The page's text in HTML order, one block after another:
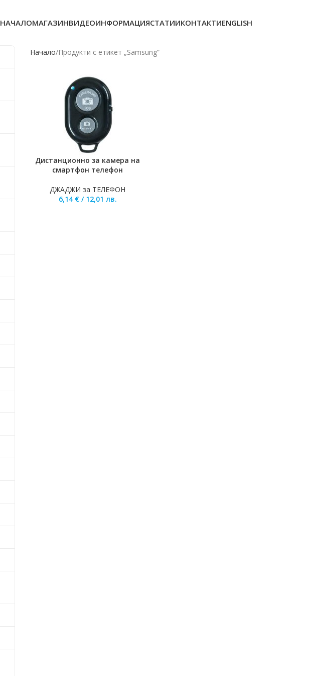
НАЧАЛОМАГАЗИНВИДЕОИНФОРМАЦИЯСТАТИИКОНТАКТИENGLISH
Начало Продукти с етикет „Samsung“
ДОБАВЯНЕ В КОЛИЧКАТА
Дистанционно за камера на
смартфон телефон
ДЖАДЖИ за ТЕЛЕФОН
6,14 € / 12,01 лв.